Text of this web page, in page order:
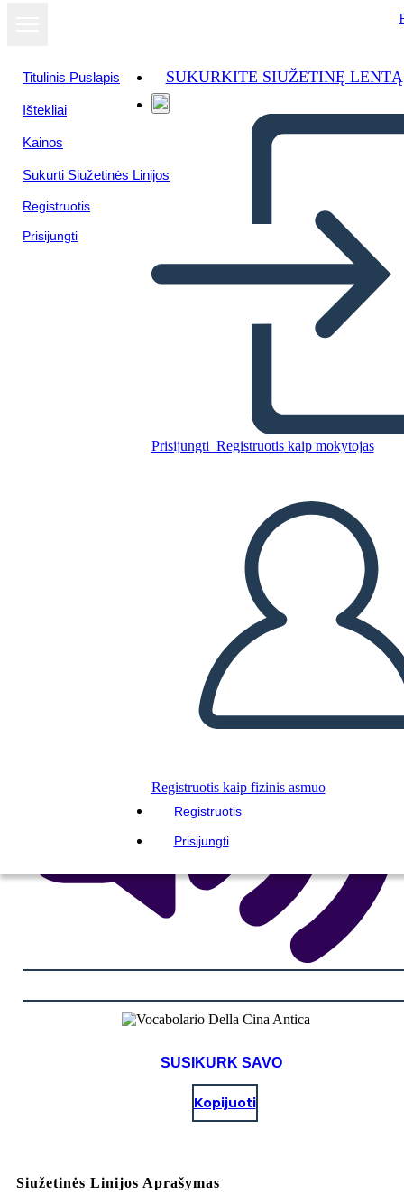
Titulinis Puslapis
Ištekliai
Kainos
Sukurti Siužetinės Linijos
Registruotis
Prisijungti
SUKURKITE SIUŽETINĘ LENTĄ
Prisijungti Registruotis kaip mokytojas
Registruotis kaip fizinis asmuo
Registruotis
Prisijungti
SUKURTI SIUŽETINĘ LENTĄ
PALEISTI SKAIDRIŲ DEMONSTRACIJĄ
SKAITYK MAN
SUSIKURK SAVO
Kopijuoti
Siužetinės Linijos Aprašymas